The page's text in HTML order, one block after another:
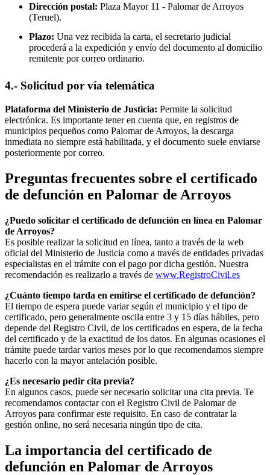
Dirección postal: Plaza Mayor 11 - Palomar de Arroyos
(Teruel).
Plazo: Una vez recibida la carta, el secretario judicial
procederá a la expedición y envío del documento al domicilio
remitente por correo ordinario.
4.- Solicitud por vía telemática
Plataforma del Ministerio de Justicia: Permite la solicitud
electrónica. Es importante tener en cuenta que, en registros de
municipios pequeños como Palomar de Arroyos, la descarga
inmediata no siempre está habilitada, y el documento suele enviarse
posteriormente por correo.
Preguntas frecuentes sobre el certificado
de defunción en Palomar de Arroyos
¿Puedo solicitar el certificado de defunción en línea en Palomar
de Arroyos?
Es posible realizar la solicitud en línea, tanto a través de la web
oficial del Ministerio de Justicia como a través de entidades privadas
especialistas en el trámite con el pago por dicha gestión. Nuestra
recomendación es realizarlo a través de www.RegistroCivil.es
¿Cuánto tiempo tarda en emitirse el certificado de defunción?
El tiempo de espera puede variar según el municipio y el tipo de
certificado, pero generalmente oscila entre 3 y 15 días hábiles, pero
depende del Registro Civil, de los certificados en espera, de la fecha
del certificado y de la exactitud de los datos. En algunas ocasiones el
trámite puede tardar varios meses por lo que recomendamos siempre
hacerlo con la mayor antelación posible.
¿Es necesario pedir cita previa?
En algunos casos, puede ser necesario solicitar una cita previa. Te
recomendamos contactar con el Registro Civil de Palomar de
Arroyos para confirmar este requisito. En caso de contratar la
gestión online, no será necesaria ningún tipo de cita.
La importancia del certificado de
defunción en Palomar de Arroyos